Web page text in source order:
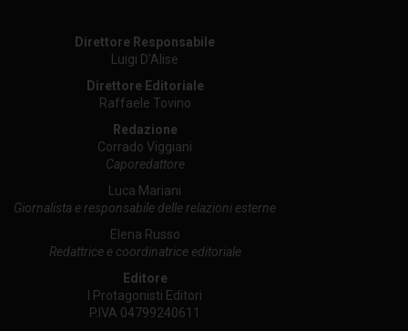
Direttore Responsabile
Luigi D’Alise
Direttore Editoriale
Raffaele Tovino
Redazione
Corrado Viggiani
Caporedattore
Luca Mariani
Giornalista e responsabile delle relazioni esterne
Elena Russo
Redattrice e coordinatrice editoriale
Editore
I Protagonisti Editori
P.IVA 04799240611